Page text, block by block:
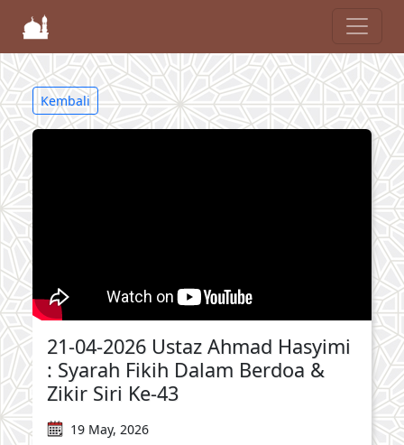
Kembali
21-04-2026 Ustaz Ahmad Hasyimi
: Syarah Fikih Dalam Berdoa &
Zikir Siri Ke-43
19 May, 2026